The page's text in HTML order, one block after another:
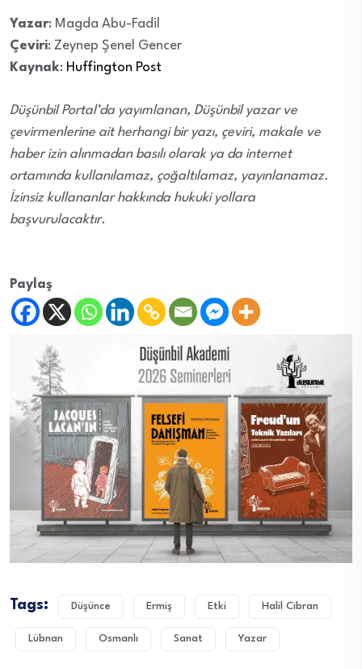
ve
Yine
de
Yazar: Magda Abu-Fadil
Çeviri: Zeynep Şenel Gencer
Kaynak: Huffington Post
Düşünbil Portal’da yayımlanan, Düşünbil yazar ve
çevirmenlerine ait herhangi bir yazı, çeviri, makale ve
haber izin alınmadan basılı olarak ya da internet
ortamında kullanılamaz, çoğaltılamaz, yayınlanamaz.
İzinsiz kullananlar hakkında hukuki yollara
başvurulacaktır.
Paylaş
Tags: Düşünce Ermiş Etki Halil Cibran
Lübnan Osmanlı Sanat Yazar